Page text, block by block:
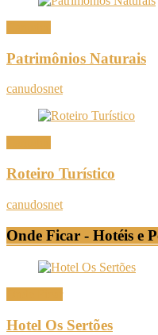
Patrimônios Naturais
canudosnet
Roteiro Turístico
canudosnet
Onde Ficar - Hotéis e
Hotel Os Sertões